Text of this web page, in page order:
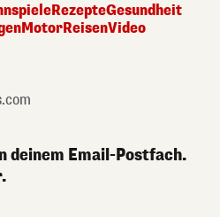
RezepteGesundheit
MotorReisenVideo
deinem Email-Postfach.